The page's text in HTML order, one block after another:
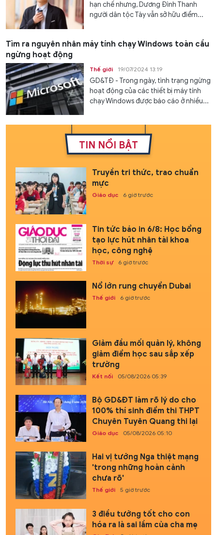
hạn chế nhưng, Dương Đình Thanh
người dân tộc Tày vẫn sở hữu điểm...
Tìm ra nguyên nhân máy tính chạy Windows toàn cầu
ngừng hoạt động
Thế giới 19/07/2024 13:19
GD&TĐ - Trong ngày, tình trạng ngừng
hoạt động của các thiết bị máy tính
chạy Windows được báo cáo ở nhiều...
TIN NỔI BẬT
Truyền tri thức, trao chuẩn
mực
Giáo dục 6 giờ trước
Tin tức báo in 6/8: Học bổng
tạo lực hút nhân tài khoa
học, công nghệ
Thời sự 6 giờ trước
Nổ lớn rung chuyển Dubai
Thế giới 6 giờ trước
Giảm đầu mối quản lý, không
giảm điểm học sau sắp xếp
trường
Kết nối 05/08/2026 05:39
Bộ GD&ĐT làm rõ lý do cho
100% thí sinh điểm thi THPT
Chuyên Tuyên Quang thi lại
Giáo dục 05/08/2026 05:10
Hai vị tướng Nga thiệt mạng
'trong những hoàn cảnh
chưa rõ'
Thế giới 5 giờ trước
3 điều tưởng tốt cho con
hóa ra là sai lầm của cha mẹ